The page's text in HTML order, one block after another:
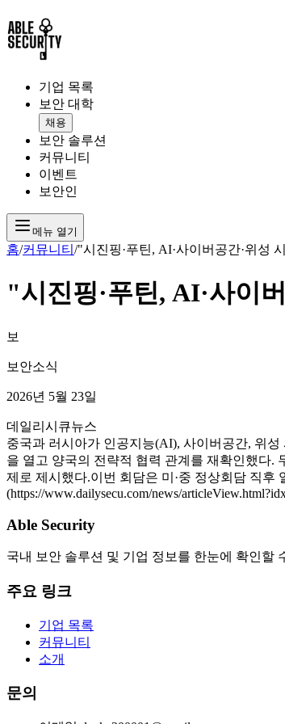
기업 목록
보안 대학
채용
보안 솔루션
커뮤니티
이벤트
보안인
메뉴 열기
홈/커뮤니티 /"시진핑·푸틴, AI·사이버공간·위성
"시진핑·푸틴, AI·사이
보
보안소식
2026년 5월 23일
데일리시큐뉴스
중국과 러시아가 인공지능(AI), 사이버공간, 위
을 열고 양국의 전략적 협력 관계를 재확인했다.
제로 제시했다.이번 회담은 미·중 정상회담 직
(https://www.dailysecu.com/news/
Able Security
국내 보안 솔루션 및 기업 정보를 한눈에 확인할
주요 링크
기업 목록
커뮤니티
소개
문의